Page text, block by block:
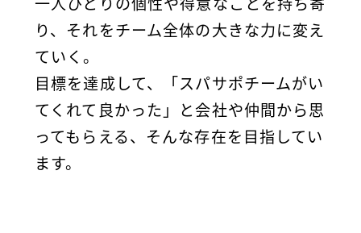
り、それをチーム全体の大きな力に変え
ていく。
目標を達成して、「スパサポチームがい
てくれて良かった」と会社や仲間から思
ってもらえる、そんな存在を目指してい
ます。